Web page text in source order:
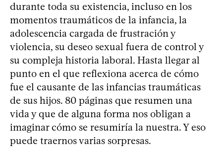
durante toda su existencia, incluso en los
momentos traumáticos de la infancia, la
adolescencia cargada de frustración y
violencia, su deseo sexual fuera de control y
su compleja historia laboral. Hasta llegar al
punto en el que reflexiona acerca de cómo
fue el causante de las infancias traumáticas
de sus hijos. 80 páginas que resumen una
vida y que de alguna forma nos obligan a
imaginar cómo se resumiría la nuestra. Y eso
puede traernos varias sorpresas.